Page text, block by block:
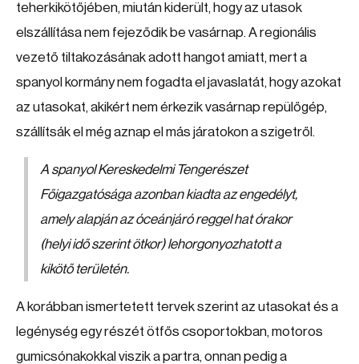
teherkikötőjében, miután kiderült, hogy az utasok
elszállítása nem fejeződik be vasárnap. A regionális
vezető tiltakozásának adott hangot amiatt, mert a
spanyol kormány nem fogadta el javaslatát, hogy azokat
az utasokat, akikért nem érkezik vasárnap repülőgép,
szállítsák el még aznap el más járatokon a szigetről.
A spanyol Kereskedelmi Tengerészet
Főigazgatósága azonban kiadta az engedélyt,
amely alapján az óceánjáró reggel hat órakor
(helyi idő szerint ötkor) lehorgonyozhatott a
kikötő területén.
A korábban ismertetett tervek szerint az utasokat és a
legénység egy részét ötfős csoportokban, motoros
gumicsónakokkal viszik a partra, onnan pedig a